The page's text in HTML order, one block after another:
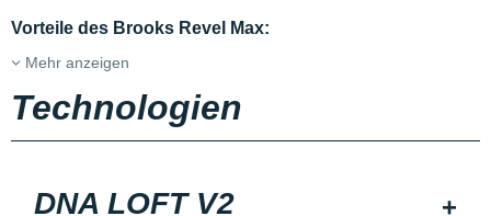
Vorteile des Brooks Revel Max:
Mehr anzeigen
Technologien
DNA LOFT V2